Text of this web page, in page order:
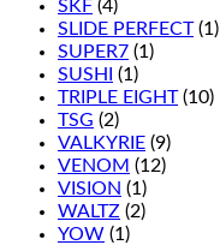
SKF (4)
SLIDE PERFECT (1)
SUPER7 (1)
SUSHI
(1)
TRIPLE EIGHT (10)
TSG (2)
VALKYRIE (9)
VENOM (12)
VISION (1)
WALTZ (2)
YOW (1)